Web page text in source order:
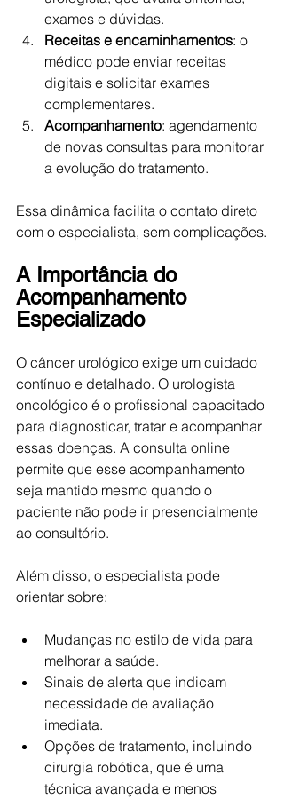
exames e dúvidas.
Receitas e encaminhamentos: o
médico pode enviar receitas
digitais e solicitar exames
complementares.
Acompanhamento: agendamento
de novas consultas para monitorar
a evolução do tratamento.
Essa dinâmica facilita o contato direto
com o especialista, sem complicações.
A Importância do
Acompanhamento
Especializado
O câncer urológico exige um cuidado
contínuo e detalhado. O urologista
oncológico é o profissional capacitado
para diagnosticar, tratar e acompanhar
essas doenças. A consulta online
permite que esse acompanhamento
seja mantido mesmo quando o
paciente não pode ir presencialmente
ao consultório.
Além disso, o especialista pode
orientar sobre:
Mudanças no estilo de vida para
melhorar a saúde.
Sinais de alerta que indicam
necessidade de avaliação
imediata.
Opções de tratamento, incluindo
cirurgia robótica, que é uma
técnica avançada e menos